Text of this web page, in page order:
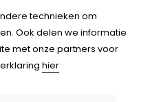
technieken om
Ook delen we informatie
met onze partners voor
hier